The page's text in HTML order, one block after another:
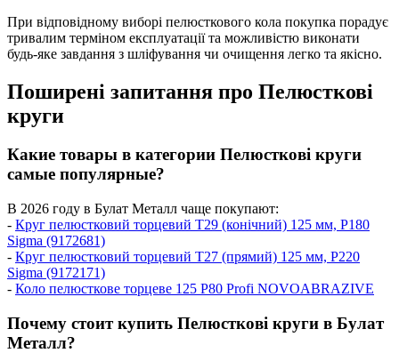
При відповідному виборі пелюсткового кола покупка порадує
тривалим терміном експлуатації та можливістю виконати
будь-яке завдання з шліфування чи очищення легко та якісно.
Поширені запитання про Пелюсткові
круги
Какие товары в категории Пелюсткові круги
самые популярные?
В 2026 году в Булат Металл чаще покупают:
- Круг пелюстковий торцевий Т29 (конічний) 125 мм, P180
Sigma (9172681)
- Круг пелюстковий торцевий Т27 (прямий) 125 мм, P220
Sigma (9172171)
- Коло пелюсткове торцеве 125 P80 Profi NOVOABRAZIVE
Почему стоит купить Пелюсткові круги в Булат
Металл?